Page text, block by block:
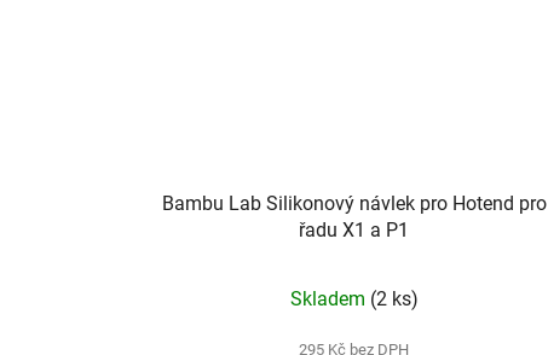
Bambu Lab Silikonový návlek pro Hotend pro
řadu X1 a P1
Skladem (2 ks)
295 Kč bez DPH